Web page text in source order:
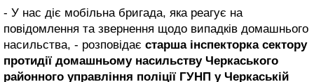
- У нас діє мобільна бригада, яка реагує на
повідомлення та звернення щодо випадків домашнього
насильства, - розповідає старша інспекторка сектору
протидії домашньому насильству Черкаського
районного управління поліції ГУНП у Черкаській